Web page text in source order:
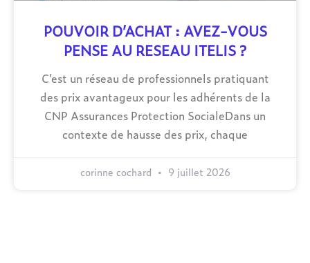
POUVOIR D’ACHAT : AVEZ-VOUS
PENSE AU RESEAU ITELIS ?
C’est un réseau de professionnels pratiquant
des prix avantageux pour les adhérents de la
CNP Assurances Protection SocialeDans un
contexte de hausse des prix, chaque
corinne cochard 9 juillet 2026